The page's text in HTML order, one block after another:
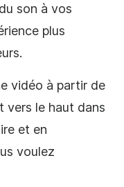
son à vos
plus
vidéo à partir de
vers le haut dans
et en
voulez